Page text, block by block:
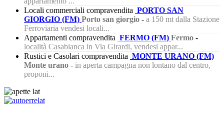
Locali commerciali compravendita PORTO SAN
GIORGIO (FM) Porto san giorgio - a 150 mt dalla Stazione
Ferroviaria vendesi locali...
Appartamenti compravendita FERMO (FM) Fermo -
località Casabianca in Via Girardi, vendesi appar...
Rustici e Casolari compravendita MONTE URANO (FM)
Monte urano - in aperta campagna non lontano dal centro,
proponi...